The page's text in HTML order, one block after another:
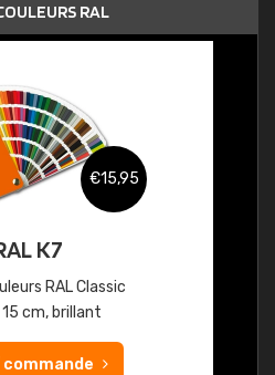
RAL
€15,95
K7
RAL Classic
cm, brillant
commande